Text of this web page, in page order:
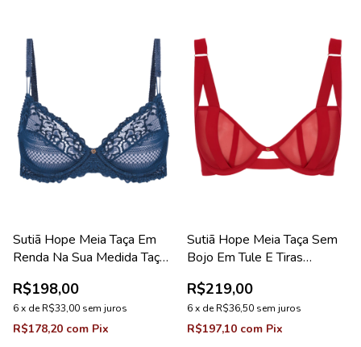
Sutiã Hope Meia Taça Em
Renda Na Sua Medida Taça
Valência
R$198,00
6x deR$33,00 sem juros
R$178,20 com Pix
Sutiã Hope Meia Taça Sem
Bojo Em Tule E Tiras
Fascínio
R$219,00
6x deR$36,50 sem juros
R$197,10 com Pix